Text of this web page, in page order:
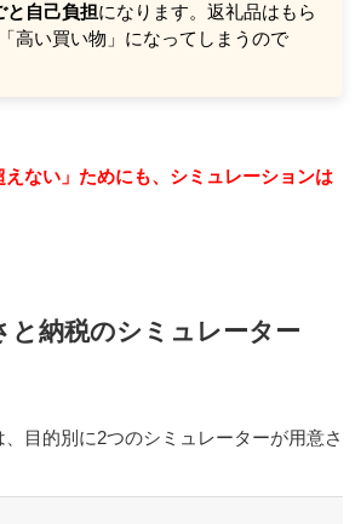
と自己負担 になります。返礼品はもら
高い買い物」になってしまうので
えない」ためにも、シミュレーションは
と納税のシミュレーター
目的別に2つのシミュレーターが用意さ